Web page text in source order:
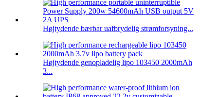
Højtydende bærbar uafbrydelig strømforsyning...
Højtydende genopladelig lipo 103450 2000mAh
3...